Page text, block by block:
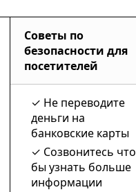
Советы по
безопасности для
посетителей
Не переводите
деньги на
банковские карты
Созвонитесь что
бы узнать больше
информации